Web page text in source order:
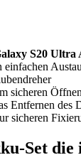
S20 Ultra
einfachen
sicheren
Entfernen des
sicheren
Set die